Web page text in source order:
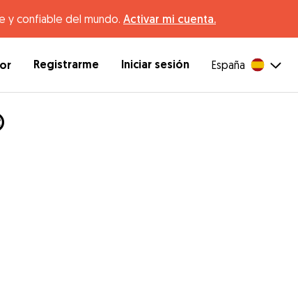
y confiable del mundo. Activar mi cuenta.
Registrarme Iniciar sesión España